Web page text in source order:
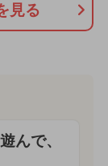
見る
んで、